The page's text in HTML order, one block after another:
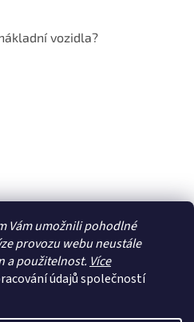
Vám umožnili pohodlné
provozu webu neustále
a použitelnost. Více
údajů společností
vozidla?